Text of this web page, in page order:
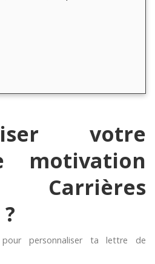
votre
motivation
pour personnaliser ta lettre de